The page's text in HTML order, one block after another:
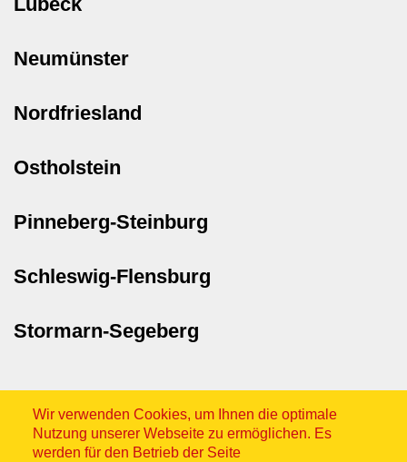
Neumünster
Nordfriesland
Ostholstein
Pinneberg-Steinburg
Schleswig-Flensburg
Stormarn-Segeberg
Wir verwenden Cookies, um Ihnen die optimale
Nutzung unserer Webseite zu ermöglichen. Es
werden für den Betrieb der Seite